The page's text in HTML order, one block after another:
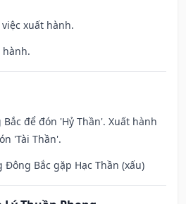
xuất hành.
hành.
để đón 'Hỷ Thần'. Xuất hành
'Tài Thần'.
Bắc gặp Hạc Thần (xấu)